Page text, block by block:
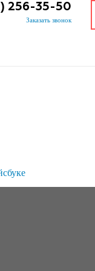
256-35-50
Заказать звонок